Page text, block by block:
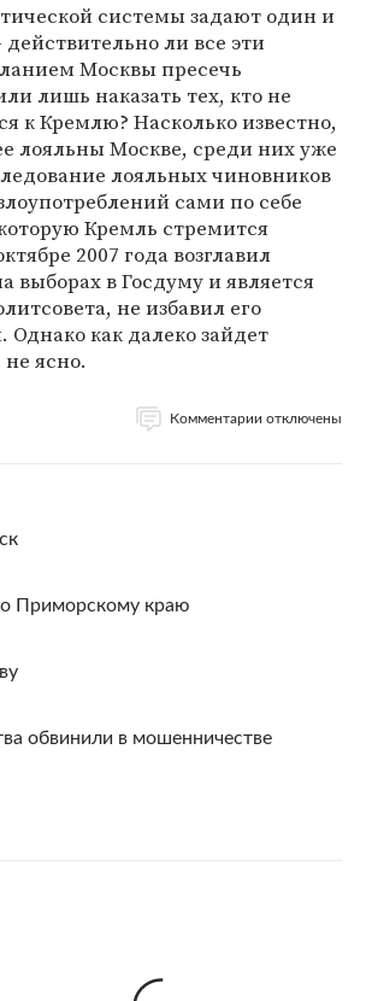
системы задают один и
ли все эти
Москвы пресечь
лишь наказать тех, кто не
к Кремлю? Насколько известно,
лояльны Москве, среди них уже
лояльных чиновников
сами по себе
Кремль стремится
2007 года возглавил
в Госдуму и является
не избавил его
Однако как далеко зайдет
ясно.
Комментарии отключены
Приморскому краю
обвинили в мошенничестве